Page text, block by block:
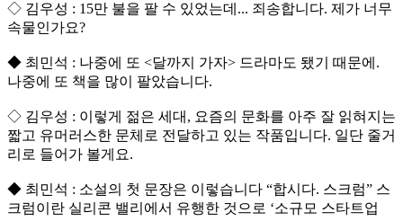
◇ 김우성 : 15만 불을 팔 수 있었는데... 죄송합니다. 제가 너무
속물인가요?
◆ 최민석 : 나중에 또 <달까지 가자> 드라마도 됐기 때문에.
나중에 또 책을 많이 팔았습니다.
◇ 김우성 : 이렇게 젊은 세대, 요즘의 문화를 아주 잘 읽혀지는
짧고 유머러스한 문체로 전달하고 있는 작품입니다. 일단 줄거
리로 들어가 볼게요.
◆ 최민석 : 소설의 첫 문장은 이렇습니다 “합시다. 스크럼” 스
크럼이란 실리콘 밸리에서 유행한 것으로 ‘소규모 스타트업